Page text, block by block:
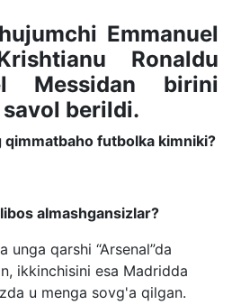
Emmanuel
Ronaldu
Messidan birini
berildi.
qimmatbaho futbolka kimniki?
almashgansizlar?
qarshi “Arsenal”da
ikkinchisini esa Madridda
u menga sovg'a qilgan.